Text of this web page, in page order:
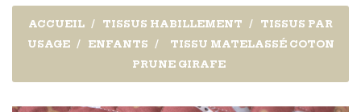
ACCUEIL TISSUS HABILLEMENT
TISSUS PAR
USAGE
ENFANTS
TISSU MATELASSÉ COTON
PRUNE GIRAFE